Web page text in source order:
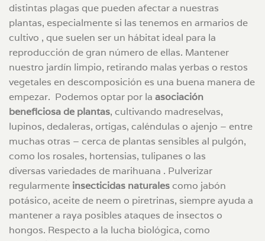
distintas plagas que pueden afectar a nuestras
plantas, especialmente si las tenemos en armarios de
cultivo , que suelen ser un hábitat ideal para la
reproducción de gran número de ellas. Mantener
nuestro jardín limpio, retirando malas yerbas o restos
vegetales en descomposición es una buena manera de
empezar. Podemos optar por la asociación
beneficiosa de plantas, cultivando madreselvas,
lupinos, dedaleras, ortigas, caléndulas o ajenjo – entre
muchas otras – cerca de plantas sensibles al pulgón,
como los rosales, hortensias, tulipanes o las
diversas variedades de marihuana . Pulverizar
regularmente insecticidas naturalescomo jabón
potásico, aceite de neem o piretrinas, siempre ayuda a
mantener a raya posibles ataques de insectos o
hongos. Respecto a la lucha biológica, como